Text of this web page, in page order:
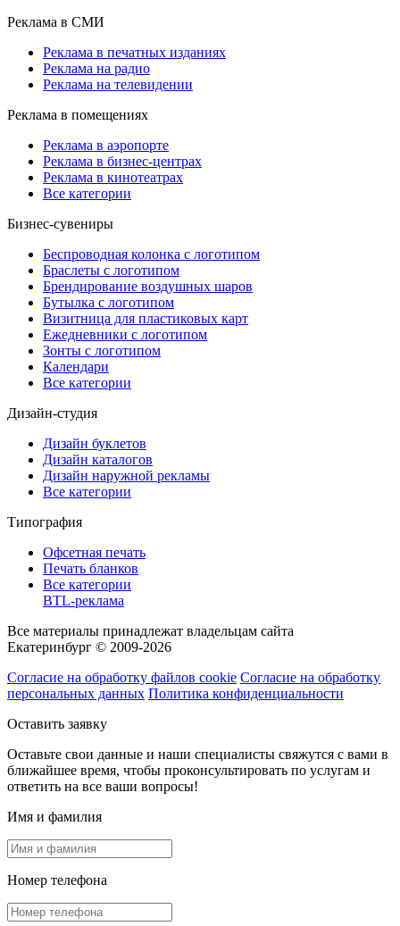
Реклама в СМИ
Реклама в печатных изданиях
Реклама на радио
Реклама на телевидении
Реклама в помещениях
Реклама в аэропорте
Реклама в бизнес-центрах
Реклама в кинотеатрах
Все категории
Бизнес-сувениры
Беспроводная колонка с логотипом
Браслеты с логотипом
Брендирование воздушных шаров
Бутылка с логотипом
Визитница для пластиковых карт
Ежедневники с логотипом
Зонты с логотипом
Календари
Все категории
Дизайн-студия
Дизайн буклетов
Дизайн каталогов
Дизайн наружной рекламы
Все категории
Типография
Офсетная печать
Печать бланков
Все категории
BTL-реклама
Все материалы принадлежат владельцам сайта
Екатеринбург © 2009-2026
Согласие на обработку файлов cookie Согласие на обработку
персональных данных Политика конфиденциальности
Оставить заявку
Оставьте свои данные и наши специалисты свяжутся с вами в
ближайшее время, чтобы проконсультировать по услугам и
ответить на все ваши вопросы!
Имя и фамилия
Номер телефона